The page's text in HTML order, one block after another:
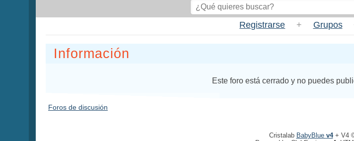
Registrarse + Grupos
Información
Este foro está cerrado y no puedes
Foros de discusión
Cristalab BabyBlue v4+ V4